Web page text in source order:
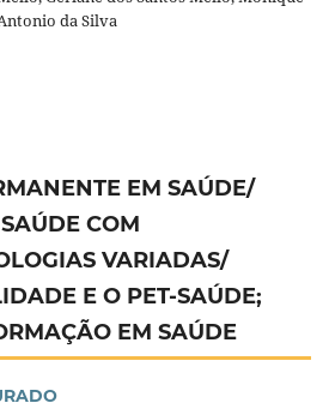
da Silva
EM SAÚDE/
COM
VARIADAS/
E O PET-SAÚDE;
EM SAÚDE